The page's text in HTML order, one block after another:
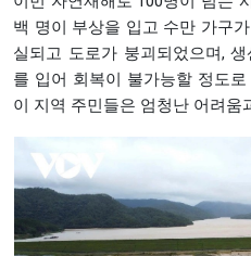
백 명이 부상을 입고 수만 가구
실되고 도로가 붕괴되었으며,
를 입어 회복이 불가능할 정도
이 지역 주민들은 엄청난 어려움